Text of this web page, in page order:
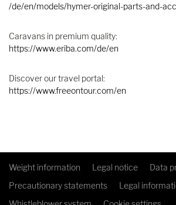
/de/en/models/hymer-original-parts-and-
Caravans in premium quality:
https://www.eriba.com/de/en
Discover our travel portal:
https://www.freeontour.com/en
Weight information Legal notice
Data
Precautionary statements
Legal